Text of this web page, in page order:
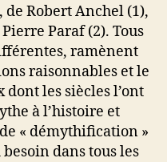
, de Robert Anchel (1),
Pierre Paraf (2). Tous
ramènent
raisonnables et le
les siècles l’ont
à l’histoire et
« démythification »
dans tous les